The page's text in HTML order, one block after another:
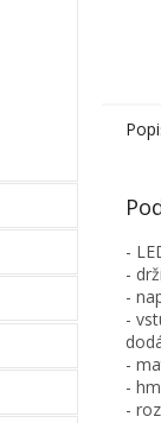
-
-
-
-
-
-
-